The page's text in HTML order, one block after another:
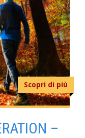
Scopri di più
–